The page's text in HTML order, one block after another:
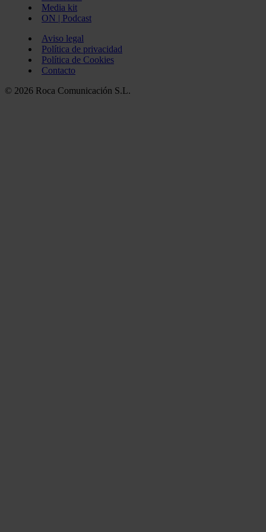
Media kit
ON | Podcast
Aviso legal
Política de privacidad
Política de Cookies
Contacto
© 2026 Roca Comunicación S.L.